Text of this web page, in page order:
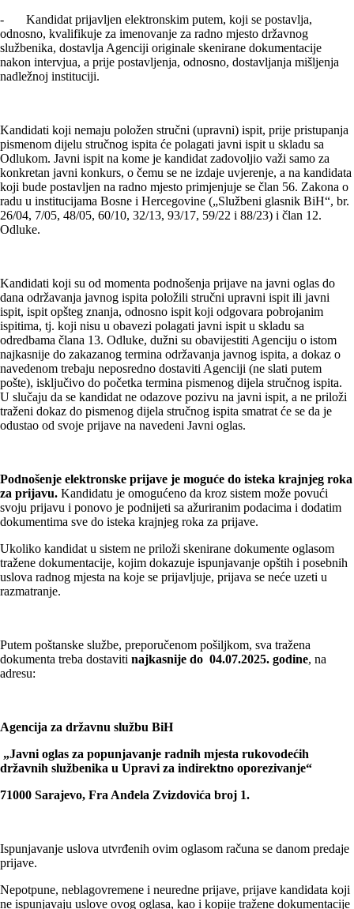
- Kandidat prijavljen elektronskim putem, koji se postavlja,
odnosno, kvalifikuje za imenovanje za radno mjesto državnog
službenika, dostavlja Agenciji originale skenirane dokumentacije
nakon intervjua, a prije postavljenja, odnosno, dostavljanja mišljenja
nadležnoj instituciji.
Kandidati koji nemaju položen stručni (upravni) ispit, prije pristupanja
pismenom dijelu stručnog ispita će polagati javni ispit u skladu sa
Odlukom. Javni ispit na kome je kandidat zadovoljio važi samo za
konkretan javni konkurs, o čemu se ne izdaje uvjerenje, a na kandidata
koji bude postavljen na radno mjesto primjenjuje se član 56. Zakona o
radu u institucijama Bosne i Hercegovine („Službeni glasnik BiH“, br.
26/04, 7/05, 48/05, 60/10, 32/13, 93/17, 59/22 i 88/23) i član 12.
Odluke.
Kandidati koji su od momenta podnošenja prijave na javni oglas do
dana održavanja javnog ispita položili stručni upravni ispit ili javni
ispit, ispit opšteg znanja, odnosno ispit koji odgovara pobrojanim
ispitima, tj. koji nisu u obavezi polagati javni ispit u skladu sa
odredbama člana 13. Odluke, dužni su obavijestiti Agenciju o istom
najkasnije do zakazanog termina održavanja javnog ispita, a dokaz o
navedenom trebaju neposredno dostaviti Agenciji (ne slati putem
pošte), isključivo do početka termina pismenog dijela stručnog ispita.
U slučaju da se kandidat ne odazove pozivu na javni ispit, a ne priloži
traženi dokaz do pismenog dijela stručnog ispita smatrat će se da je
odustao od svoje prijave na navedeni Javni oglas.
Podnošenje elektronske prijave je moguće do isteka krajnjeg roka
za prijavu. Kandidatu je omogućeno da kroz sistem može povući
svoju prijavu i ponovo je podnijeti sa ažuriranim podacima i dodatim
dokumentima sve do isteka krajnjeg roka za prijave.
Ukoliko kandidat u sistem ne priloži skenirane dokumente oglasom
tražene dokumentacije, kojim dokazuje ispunjavanje opštih i posebnih
uslova radnog mjesta na koje se prijavljuje, prijava se neće uzeti u
razmatranje.
Putem poštanske službe, preporučenom pošiljkom, sva tražena
dokumenta treba dostaviti najkasnije do 04.07.2025. godine, na
adresu:
Agencija za državnu službu BiH
„Javni oglas za popunjavanje radnih mjesta rukovodećih
državnih službenika u Upravi za indirektno oporezivanje“
71000 Sarajevo, Fra Anđela Zvizdovića broj 1.
Ispunjavanje uslova utvrđenih ovim oglasom računa se danom predaje
prijave.
Nepotpune, neblagovremene i neuredne prijave, prijave kandidata koji
ne ispunjavaju uslove ovog oglasa, kao i kopije tražene dokumentacije